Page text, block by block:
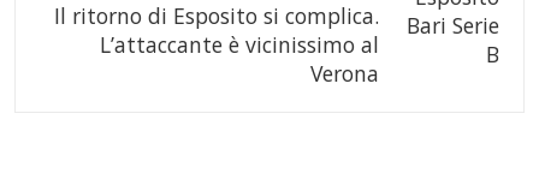
Il ritorno di Esposito si complica.
L’attaccante è vicinissimo al
Verona